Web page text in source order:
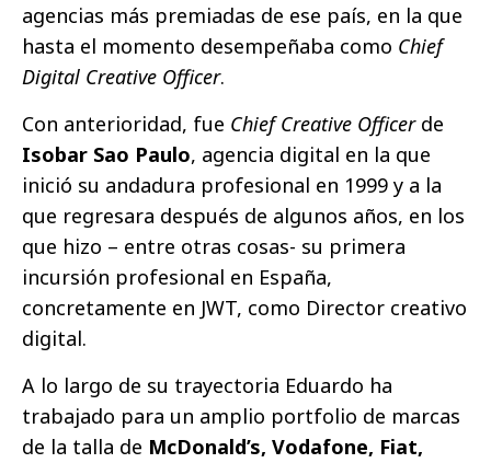
agencias más premiadas de ese país, en la que
hasta el momento desempeñaba como Chief
Digital Creative Officer.
Con anterioridad, fue Chief Creative Officerde
Isobar Sao Paulo, agencia digital en la que
inició su andadura profesional en 1999 y a la
que regresara después de algunos años, en los
que hizo – entre otras cosas- su primera
incursión profesional en España,
concretamente en JWT, como Director creativo
digital.
A lo largo de su trayectoria Eduardo ha
trabajado para un amplio portfolio de marcas
de la talla de McDonald’s, Vodafone, Fiat,